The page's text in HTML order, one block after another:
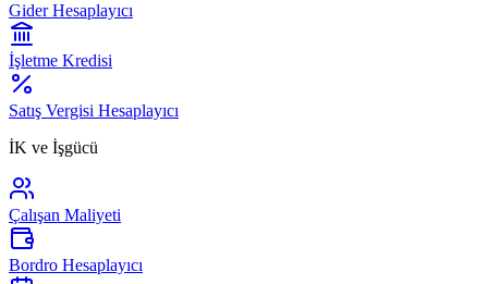
Gider Hesaplayıcı
İşletme Kredisi
Satış Vergisi Hesaplayıcı
İK ve İşgücü
Çalışan Maliyeti
Bordro Hesaplayıcı